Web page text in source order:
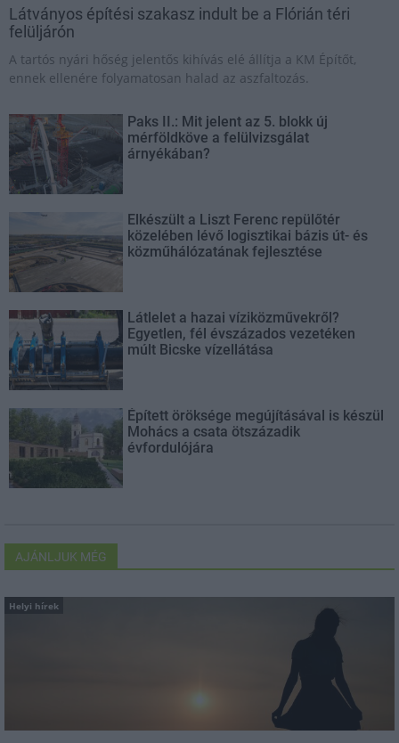
Látványos építési szakasz indult be a Flórián téri
felüljárón
A tartós nyári hőség jelentős kihívás elé állítja a KM Építőt,
ennek ellenére folyamatosan halad az aszfaltozás.
Paks II.: Mit jelent az 5. blokk új
mérföldköve a felülvizsgálat
árnyékában?
Elkészült a Liszt Ferenc repülőtér
közelében lévő logisztikai bázis út- és
közműhálózatának fejlesztése
Látlelet a hazai víziközművekről?
Egyetlen, fél évszázados vezetéken
múlt Bicske vízellátása
Épített öröksége megújításával is készül
Mohács a csata ötszázadik
évfordulójára
AJÁNLJUK MÉG
Helyi hírek